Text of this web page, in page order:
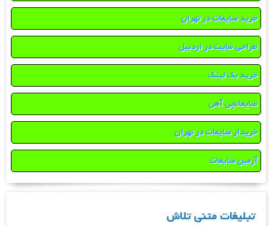
خرید ضایعات در تهران
طراحی سایت در اردبیل
خرید بک لینک
ضایعاتچی آهن
خریدار ضایعات در تهران
آرمین ضایعات
تبلیغات متنی تلاش